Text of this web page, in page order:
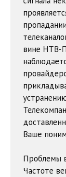
вине НТВ-
Ваше
Проблемы
Частоте вещания: 12398.78 МГц Поляризация: